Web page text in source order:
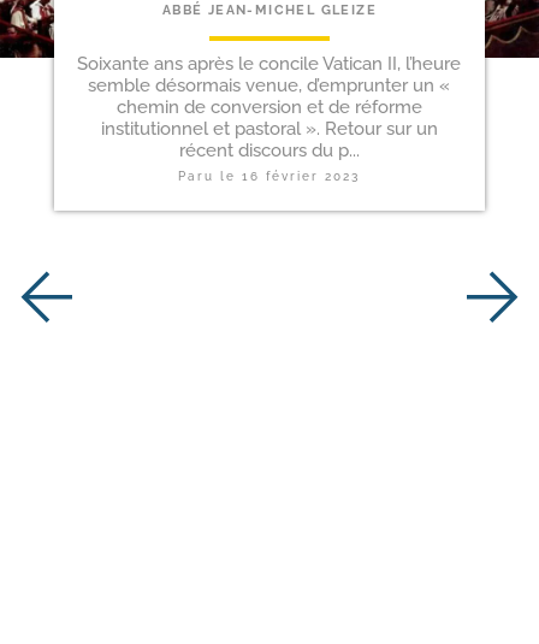
ABBÉ JEAN-MICHEL GLEIZE
Soixante ans après le concile Vatican II, l’heure
semble désormais venue, d’emprunter un «
chemin de conversion et de réforme
institutionnel et pastoral ». Retour sur un
récent discours du p...
Paru le16 février 2023